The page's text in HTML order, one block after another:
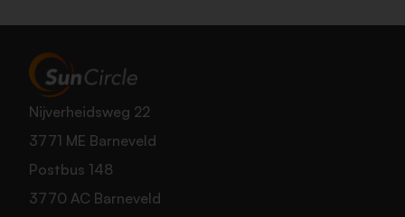
Nijverheidsweg 22
3771 ME Barneveld
Postbus 148
3770 AC Barneveld